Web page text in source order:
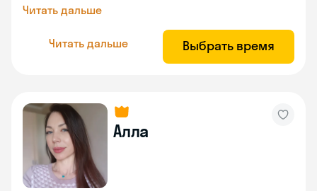
Читать дальше
Читать дальше Выбрать время
Алла